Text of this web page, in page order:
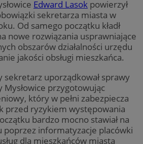
Edward Lasok powierzył
sekretarza miasta w
Od samego początku kładł
nowe rozwiązania usprawniające
obszarów działalności urzędu
jakości obsługi mieszkańca.
sekretarz uporządkował sprawy
Mysłowice przygotowując
który w pełni zabezpiecza
przed ryzykiem występowania
bardzo mocno stawiał na
poprzez informatyzacje placówki
dla mieszkańców miasta